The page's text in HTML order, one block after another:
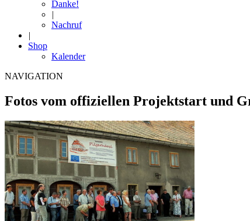
Danke!
|
Nachruf
|
Shop
Kalender
NAVIGATION
Fotos vom offiziellen Projektstart und